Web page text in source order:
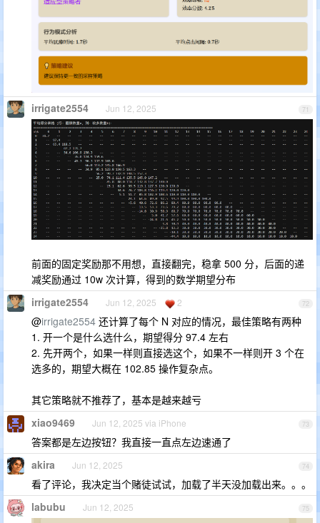
71
irrigate2554 Jun 12, 2025
前面的固定奖励那不用想，直接翻完，稳拿 500 分，后面的递
减奖励通过 10w 次计算，得到的数学期望分布
72
irrigate2554 Jun 12, 2025 2
@irrigate2554 还计算了每个 N 对应的情况，最佳策略有两种
1. 开一个是什么选什么，期望得分 97.4 左右
2. 先开两个，如果一样则直接选这个，如果不一样则开 3 个在
选多的，期望大概在 102.85 操作复杂点。
其它策略就不推荐了，基本是越来越亏
73
xiao9469 Jun 12, 2025 via iPhone
答案都是左边按钮？我直接一直点左边速通了
74
akira Jun 12, 2025
看了评论，我决定当个赌徒试试，加载了半天没加载出来。。。
75
labubu Jun 12, 2025